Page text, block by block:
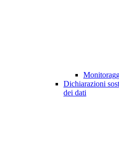
Dichiarazioni
dei dati